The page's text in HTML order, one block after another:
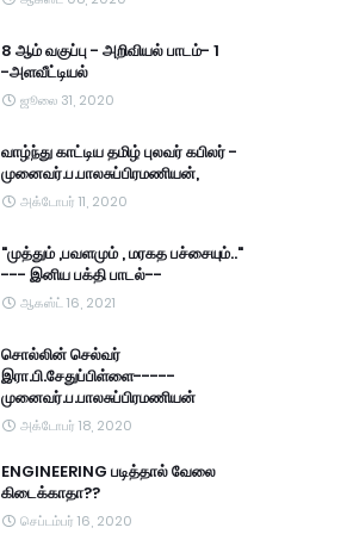
8 ஆம் வகுப்பு - அறிவியல் பாடம்- 1
-அளவீட்டியல்
ஜூலை 31, 2020
வாழ்ந்து காட்டிய தமிழ் புலவர் கபிலர் -
முனைவர்.ப.பாலசுப்பிரமணியன்,
அக்டோபர் 11, 2020
"முத்தும் ,பவளமும் , மரகத பச்சையும்.."
--- இனிய பக்தி பாடல்--
ஆகஸ்ட் 16, 2021
சொல்லின் செல்வர்
இரா.பி.சேதுப்பிள்ளை-----
முனைவர்.ப.பாலசுப்பிரமணியன்
அக்டோபர் 18, 2020
ENGINEERING படித்தால் வேலை
கிடைக்காதா??
செப்டம்பர் 16, 2020